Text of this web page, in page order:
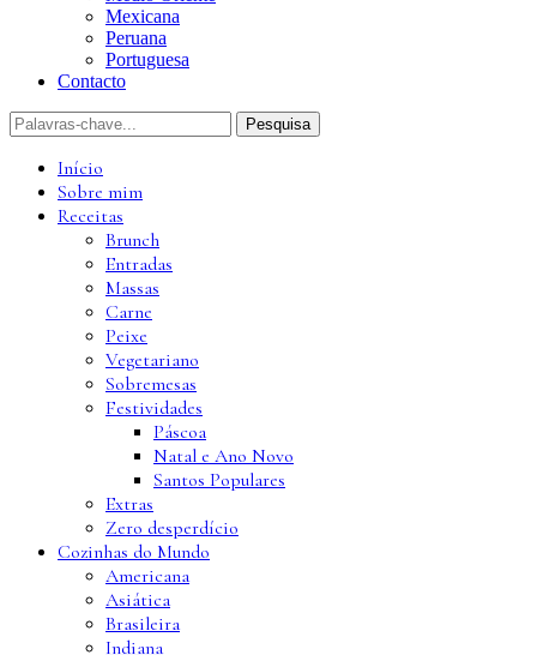
Mexicana
Peruana
Portuguesa
Contacto
Início
Sobre mim
Receitas
Brunch
Entradas
Massas
Carne
Peixe
Vegetariano
Sobremesas
Festividades
Páscoa
Natal e Ano Novo
Santos Populares
Extras
Zero desperdício
Cozinhas do Mundo
Americana
Asiática
Brasileira
Indiana